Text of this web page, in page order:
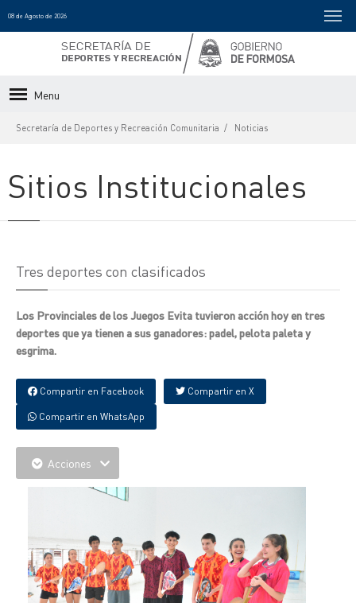
08 de Agosto de 2026
Menu
Secretaría de Deportes y Recreación Comunitaria Noticias
Sitios Institucionales
Tres deportes con clasificados
Los Provinciales de los Juegos Evita tuvieron acción hoy en tres
deportes que ya tienen a sus ganadores: padel, pelota paleta y
esgrima.
Compartir en Facebook Compartir en X
Compartir en WhatsApp
Acciones